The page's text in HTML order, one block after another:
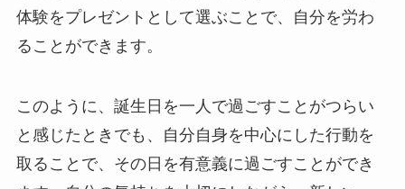
体験をプレゼントとして選ぶことで、自分を労わ
ることができます。
このように、誕生日を一人で過ごすことがつらい
と感じたときでも、自分自身を中心にした行動を
取ることで、その日を有意義に過ごすことができ